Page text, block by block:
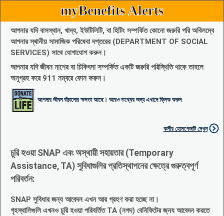
myBenefits Alerts
আপনার যদি বাসস্থান, খাদ্য, ইউটিলিটি, বা হিটিং সম্পর্কিত কোনো জরুরি পরি অবিলম্বে
আপনার স্থানীয় সামাজিক পরিষেবা দপ্তরের (DEPARTMENT OF SOCIAL
SERVICES) সাথে যোগাযোগ করুন।
আপনার যদি জীবন নাশের বা চিকিৎসা সম্পর্কিত একটি জরুরি পরিস্থিতি থাকে তাহলে
অনুগ্রহ করে 911 নম্বরে ফোন করুন।
আপনার জীবন বাঁচানোর ক্ষমতা আছে। আরও তথ্যের জন্য এখানে ক্লিক করুন
কর্মীর হোমপেজটি দেখুন
চুরি হওয়া SNAP এবং অস্থায়ী সহায়তার (Temporary
Assistance, TA) সুবিধাগুলির প্রতিস্থাপনের ক্ষেত্রে গুরুত্বপূর্ণ
পরিবর্তন:
SNAP সুবিধার জন্য আবেদন এখন আর গ্রহণ করা হচ্ছে না।
গৃহস্থালিগুলি এখনও চুরি হওয়া পরিবর্তিত TA (নগদ) বেনিফিটের জ্নয আবেদন করতে